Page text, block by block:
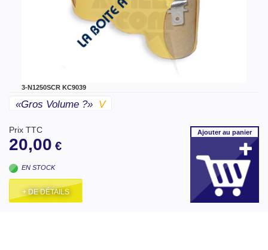
3-N1250SCR KC9039
«gros Volume ?» V
Prix TTC
20,00 €
EN STOCK
+ DE DÉTAILS
Ajouterau panier